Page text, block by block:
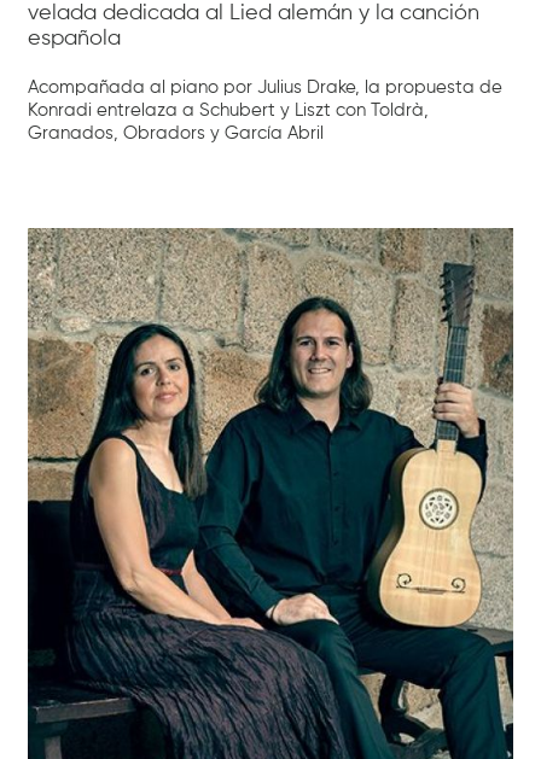
velada dedicada al Lied alemán y la canción
española
Acompañada al piano por Julius Drake, la propuesta de
Konradi entrelaza a Schubert y Liszt con Toldrà,
Granados, Obradors y García Abril